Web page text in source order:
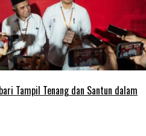
Tampil Tenang dan Santun dalam